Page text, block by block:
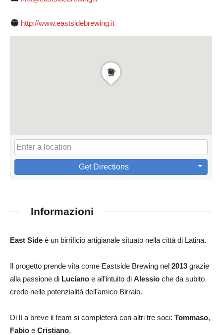
http://www.eastsidebrewing.it
Get Directions
Informazioni
East Side è un birrificio artigianale situato nella città di Latina.
Il progetto prende vita come Eastside Brewing nel 2013 grazie
alla passione di Luciano e all’intuito di Alessio che da subito
crede nelle potenzialità dell’amico Birraio.
Di lì a breve il team si completerà con altri tre soci: Tommaso,
Fabio e Cristiano.